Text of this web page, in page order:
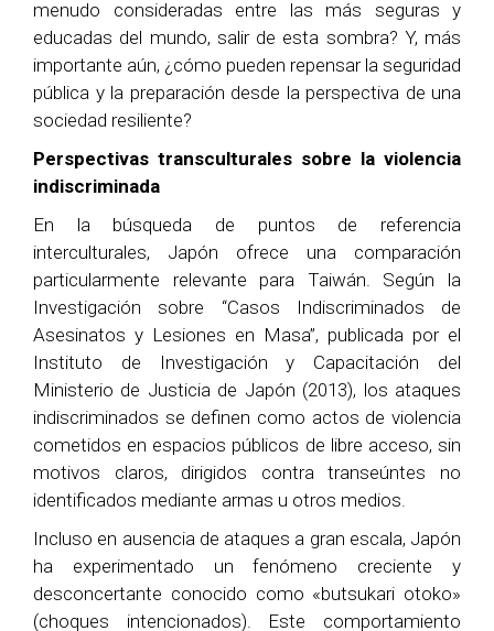
menudo consideradas entre las más seguras y
educadas del mundo, salir de esta sombra? Y, más
importante aún, ¿cómo pueden repensar la seguridad
pública y la preparación desde la perspectiva de una
sociedad resiliente?
Perspectivas transculturales sobre la violencia
indiscriminada
En la búsqueda de puntos de referencia
interculturales, Japón ofrece una comparación
particularmente relevante para Taiwán. Según la
Investigación sobre “Casos Indiscriminados de
Asesinatos y Lesiones en Masa”, publicada por el
Instituto de Investigación y Capacitación del
Ministerio de Justicia de Japón (2013), los ataques
indiscriminados se definen como actos de violencia
cometidos en espacios públicos de libre acceso, sin
motivos claros, dirigidos contra transeúntes no
identificados mediante armas u otros medios.
Incluso en ausencia de ataques a gran escala, Japón
ha experimentado un fenómeno creciente y
desconcertante conocido como «butsukari otoko»
(choques intencionados). Este comportamiento